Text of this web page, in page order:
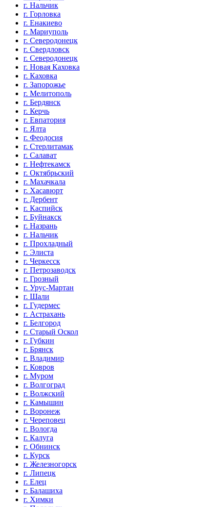
г. Нальчик
г. Горловка
г. Енакиево
г. Мариуполь
г. Северодонецк
г. Свердловск
г. Северодонецк
г. Новая Каховка
г. Каховка
г. Запорожье
г. Мелитополь
г. Бердянск
г. Керчь
г. Евпатория
г. Ялта
г. Феодосия
г. Стерлитамак
г. Салават
г. Нефтекамск
г. Октябрьский
г. Махачкала
г. Хасавюрт
г. Дербент
г. Каспийск
г. Буйнакск
г. Назрань
г. Нальчик
г. Прохладный
г. Элиста
г. Черкесск
г. Петрозаводск
г. Грозный
г. Урус-Мартан
г. Шали
г. Гудермес
г. Астрахань
г. Белгород
г. Старый Оскол
г. Губкин
г. Брянск
г. Владимир
г. Ковров
г. Муром
г. Волгоград
г. Волжский
г. Камышин
г. Воронеж
г. Череповец
г. Вологда
г. Калуга
г. Обнинск
г. Курск
г. Железногорск
г. Липецк
г. Елец
г. Балашиха
г. Химки